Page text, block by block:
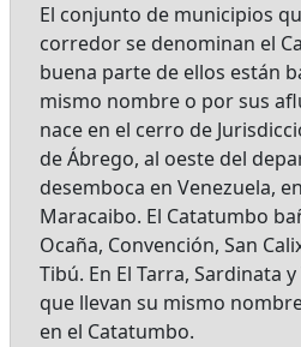
El conjunto de municipios
corredor se denominan el
buena parte de ellos están
mismo nombre o por sus
nace en el cerro de
de Ábrego, al oeste del
desemboca en Venezuela,
Maracaibo. El Catatumbo
Ocaña, Convención, San
Tibú. En El Tarra, Sardinata
que llevan su mismo
en el Catatumbo.